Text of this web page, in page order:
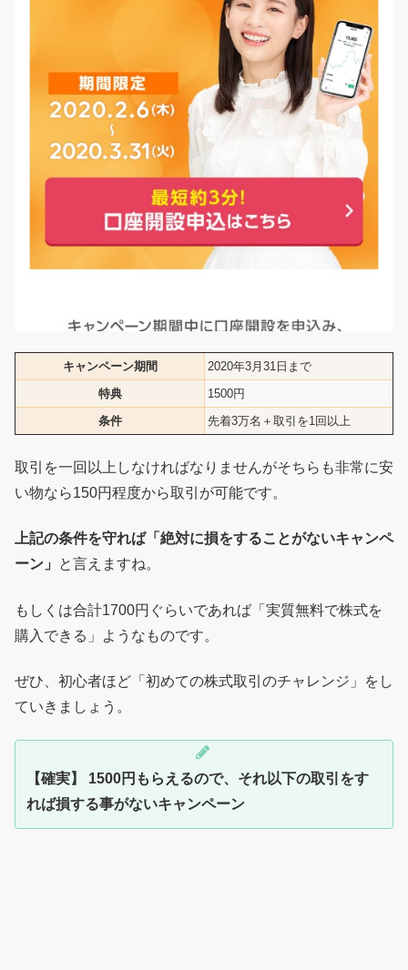
キャンペーン期間
2020年3月31日まで
特典
1500円
条件
先着3万名＋取引を1回以上
取引を一回以上しなければなりませんがそちらも非常に安
い物なら150円程度から取引が可能です。
上記の条件を守れば「絶対に損をすることがないキャンペ
ーン」
と言えますね。
もしくは合計1700円ぐらいであれば「実質無料で株式を
購入できる」ようなものです。
ぜひ、初心者ほど「初めての株式取引のチャレンジ」をし
ていきましょう。
【確実】 1500円もらえるので、それ以下の取引をす
れば損する事がないキャンペーン